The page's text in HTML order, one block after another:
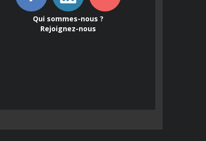
Qui sommes-nous ?
Rejoignez-nous